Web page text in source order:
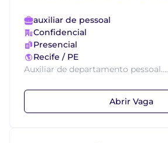
auxiliar de pessoal
Confidencial
Presencial
Recife / PE
Auxiliar de departamento pessoal....
Abrir Vaga